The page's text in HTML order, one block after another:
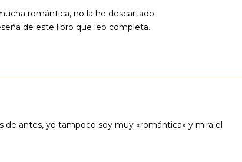
romántica, no la he descartado.
de este libro que leo completa.
de antes, yo tampoco soy muy «romántica» y mira el